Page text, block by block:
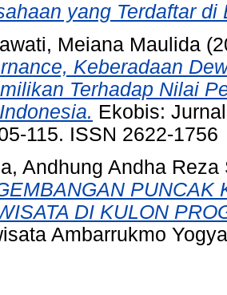
yang Terdaftar
Meiana Maulida
Keberadaan
Terhadap Nilai
Ekobis:
115. ISSN 2622-1756
Andhung Andha Reza
PUNCAK
DI KULON
Ambarrukmo